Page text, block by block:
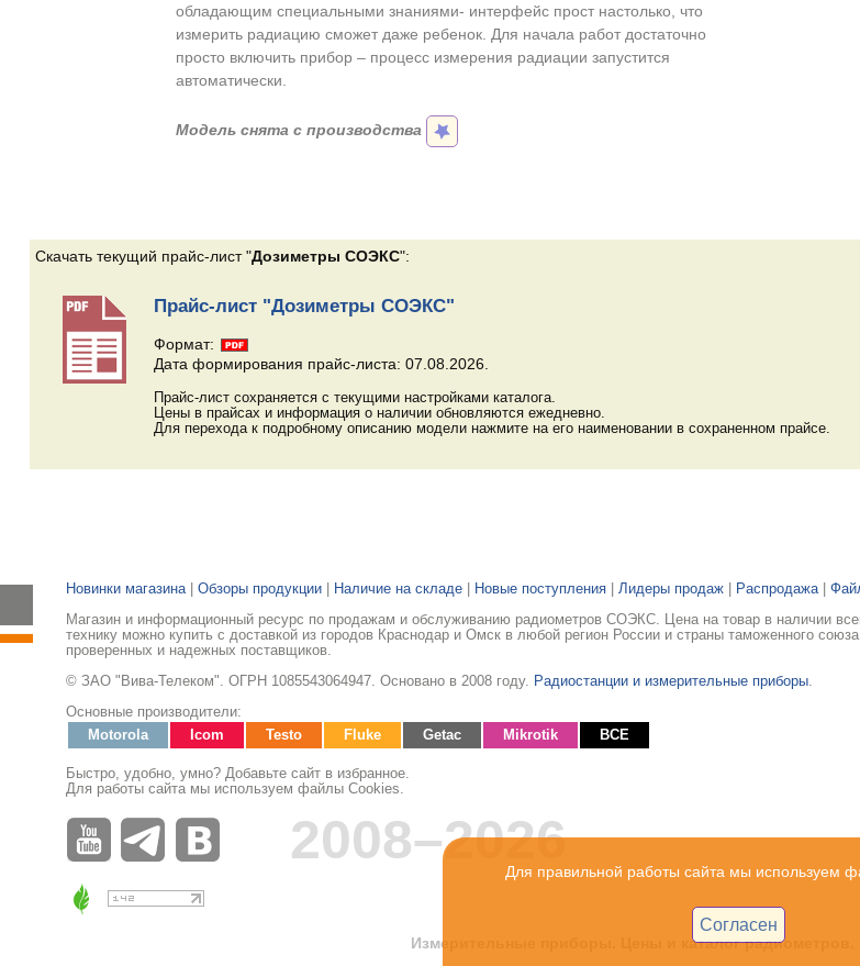
обладающим специальными знаниями- интерфейс прост настолько, что
измерить радиацию сможет даже ребенок. Для начала работ достаточно
просто включить прибор – процесс измерения радиации запустится
автоматически.
Модель снята с производства
Скачать текущий прайс-лист "Дозиметры СОЭКС":
Прайс-лист "Дозиметры СОЭКС"
Формат:
Дата формирования прайс-листа: 07.08.2026.
Прайс-лист сохраняется с текущими настройками каталога.
Цены в прайсах и информация о наличии обновляются ежедневно.
Для перехода к подробному описанию модели нажмите на его наименовании в сохраненном прайсе.
Новинки магазина| Обзоры продукции Наличие на складе Новые поступления Лидеры продаж Распродажа|
Магазин и информационный ресурс по продажам и обслуживанию радиометров СОЭКС. Цена на товар в наличии
технику можно купить с доставкой из городов Краснодар и Омск в любой регион России и страны таможенного
проверенных и надежных поставщиков.
© ЗАО "Вива-Телеком". ОГРН 1085543064947. Основано в 2008 году. Радиостанции и измерительные приборы.
Основные производители:
Motorola
Icom Testo Fluke Getac Mikrotik ВСЕ
Быстро, удобно, умно? Добавьте сайт в избранное.
Для работы сайта мы используем файлы Cookies.
2008–2026
Для правильной работы сайта мы используем
Согласен
Измерительные приборы. Цены и каталог